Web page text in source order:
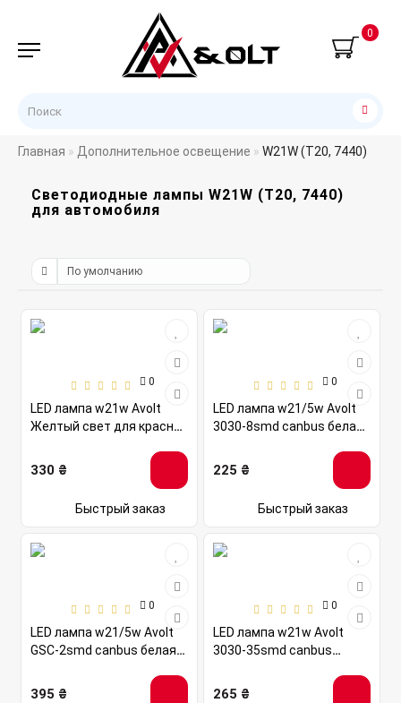
0
Главная Дополнительное освещение W21W (T20, 7440)
Светодиодные лампы W21W (T20, 7440)
для автомобиля
0
LED лампа w21w Avolt
Желтый свет для красной
330 ₴
Быстрый заказ
0
LED лампа w21/5w Avolt
3030-8smd canbus белая
225 ₴
Быстрый заказ
0
LED лампа w21/5w Avolt
GSC-2smd canbus белая
395 ₴
0
LED лампа w21w Avolt
3030-35smd canbus
265 ₴